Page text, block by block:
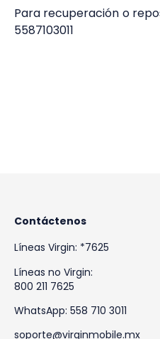
Para recuperación o
5587103011
Contáctenos
Líneas Virgin: *7625
Líneas no Virgin:
800 211 7625
WhatsApp: 558 710 3011
soporte@virginmobile.mx